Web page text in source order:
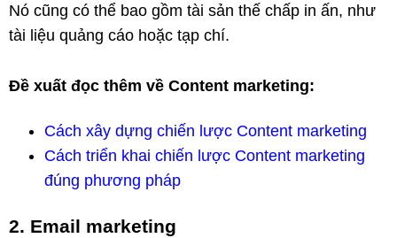
Nó cũng có thể bao gồm tài sản thế chấp in ấn, như
tài liệu quảng cáo hoặc tạp chí.
Đề xuất đọc thêm về Content marketing:
Cách xây dựng chiến lược Content marketing
Cách triển khai chiến lược Content marketing
đúng phương pháp
2. Email marketing